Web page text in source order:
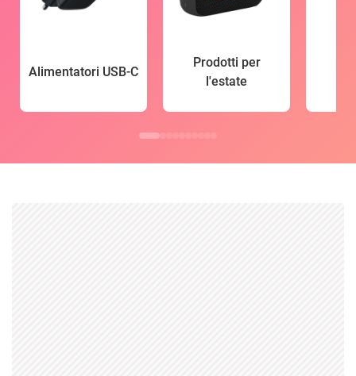
Alimentatori USB-C
Prodotti per
l'estate